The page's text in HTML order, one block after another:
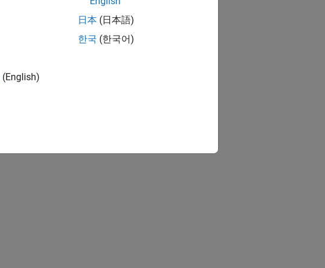
(English)
日本 (日本語)
한국 (한국어)